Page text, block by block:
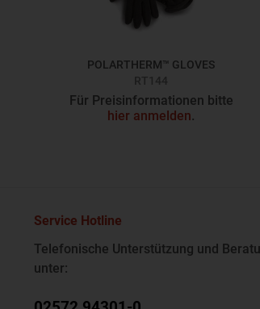
POLARTHERM™ GLOVES
RT144
Für Preisinformationen bitte
hier anmelden.
Service Hotline
Telefonische Unterstützung und
unter: